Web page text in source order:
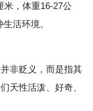
米，体重16-27公
活环境。
非贬义，而是指其
天性活泼、好奇、